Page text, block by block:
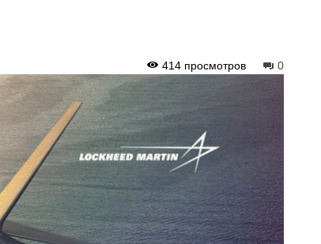
0
414 просмотров